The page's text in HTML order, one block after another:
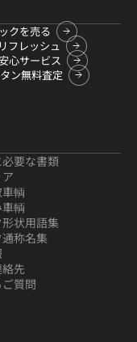
クを売る
フレッシュ
心サービス
ン無料査定
必要な書類
輌
輌
形状用語集
通称名集
先
質問